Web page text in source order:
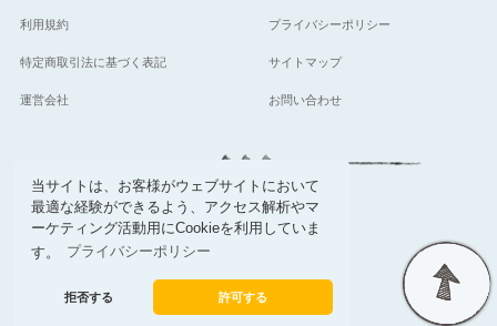
当サイトは、お客様がウェブサイトにおいて
最適な経験ができるよう、アクセス解析やマ
ーケティング活動用にCookieを利用していま
す。
プライバシーポリシー
拒否する 許可する
利用規約 プライバシーポリシー
特定商取引法に基づく表記 サイトマップ
運営会社 お問い合わせ
follow